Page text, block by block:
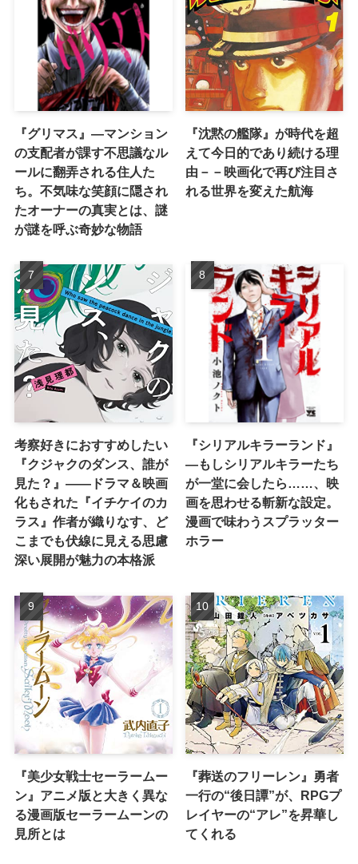
『グリマス』―マンション
の支配者が課す不思議なル
ールに翻弄される住人た
ち。不気味な笑顔に隠され
たオーナーの真実とは、謎
が謎を呼ぶ奇妙な物語
『沈黙の艦隊』が時代を超
えて今日的であり続ける理
由－－映画化で再び注目さ
れる世界を変えた航海
考察好きにおすすめしたい
『クジャクのダンス、誰が
見た？』――ドラマ＆映画
化もされた『イチケイのカ
ラス』作者が織りなす、ど
こまでも伏線に見える思慮
深い展開が魅力の本格派
『シリアルキラーランド』
―もしシリアルキラーたち
が一堂に会したら……、映
画を思わせる斬新な設定。
漫画で味わうスプラッター
ホラー
『美少女戦士セーラームー
ン』アニメ版と大きく異な
る漫画版セーラームーンの
見所とは
『葬送のフリーレン』勇者
一行の“後日譚”が、RPGプ
レイヤーの“アレ”を昇華し
てくれる